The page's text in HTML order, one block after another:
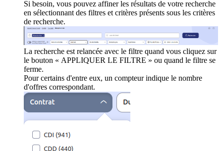
Si besoin, vous pouvez affiner les résultats de votre recherche
en sélectionnant des filtres et critères présents sous les critères
de recherche.
La recherche est relancée avec le filtre quand vous cliquez sur
le bouton « APPLIQUER LE FILTRE » ou quand le filtre se
ferme.
Pour certains d'entre eux, un compteur indique le nombre
d'offres correspondant.